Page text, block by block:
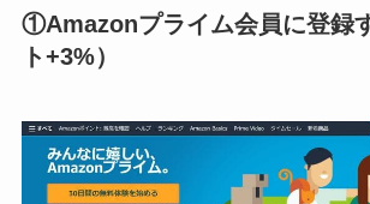
①Amazonプライム会員に登録
ト+3%）